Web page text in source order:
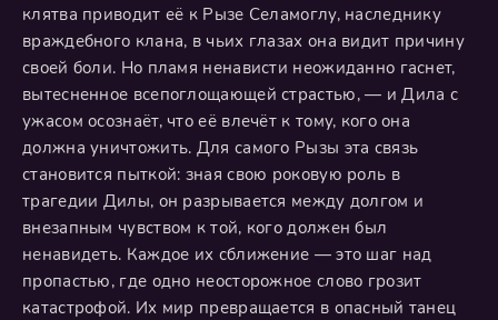
клятва приводит её к Рызе Селамоглу, наследнику
враждебного клана, в чьих глазах она видит причину
своей боли. Но пламя ненависти неожиданно гаснет,
вытесненное всепоглощающей страстью, — и Дила с
ужасом осознаёт, что её влечёт к тому, кого она
должна уничтожить. Для самого Рызы эта связь
становится пыткой: зная свою роковую роль в
трагедии Дилы, он разрывается между долгом и
внезапным чувством к той, кого должен был
ненавидеть. Каждое их сближение — это шаг над
пропастью, где одно неосторожное слово грозит
катастрофой. Их мир превращается в опасный танец